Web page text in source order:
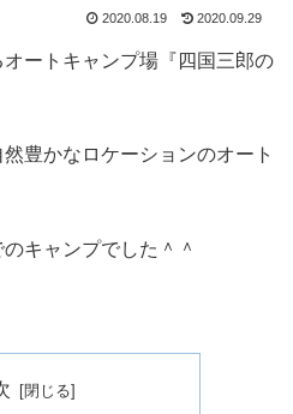
2020.08.19 2020.09.29
ートキャンプ場『四国三郎の
豊かなロケーションのオート
キャンプでした＾＾